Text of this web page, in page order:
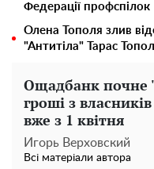
Федерації профспілок
Олена Тополя злив
"Антитіла" Тарас
Ощадбанк почне
гроші з
вже з 1 квітня
Игорь Верховский
Всі матеріали автора